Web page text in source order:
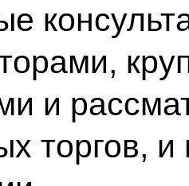
и
торгов,